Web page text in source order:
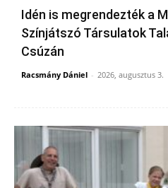
Idén is megrendezték a
Színjátszó Társulatok
Csúzán
Racsmány Dániel - 2026, augusztus 3.